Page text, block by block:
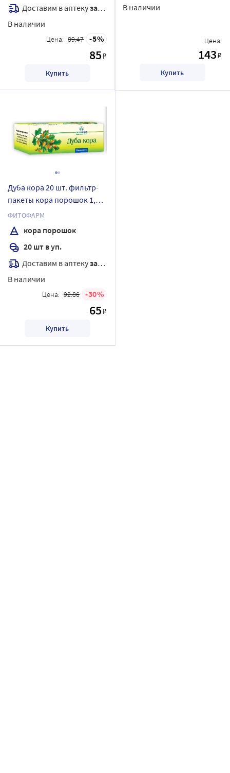
Доставим в аптекузавтра
В наличии
Цена: 89.47 5
85₽
Купить
В наличии
Цена:
143₽
Купить
Дуба кора 20 шт. фильтр-
пакеты кора порошок 1,5
гр
ФИТОФАРМ
кора порошок
20 шт в уп.
Доставим в аптекузавтра
В наличии
Цена: 92.86 30
65₽
Купить